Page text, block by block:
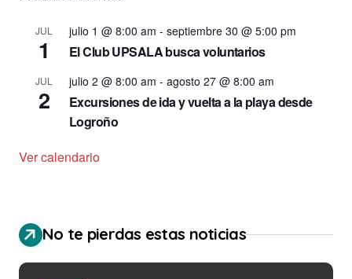
JUL
1
julio 1 @ 8:00 am - septiembre 30 @ 5:00 pm
El Club UPSALA busca voluntarios
JUL
2
julio 2 @ 8:00 am - agosto 27 @ 8:00 am
Excursiones de ida y vuelta a la playa desde
Logroño
Ver calendario
No te pierdas estas noticias